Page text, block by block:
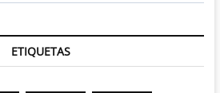
ETIQUETAS